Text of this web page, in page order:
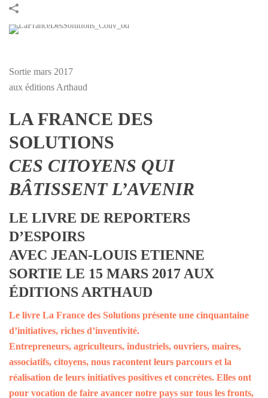
Sortie mars 2017
aux éditions Arthaud
LA FRANCE DES
SOLUTIONS
CES CITOYENS QUI
BÂTISSENT L’AVENIR
LE LIVRE DE REPORTERS
D’ESPOIRS
AVEC JEAN-LOUIS ETIENNE
SORTIE LE 15 MARS 2017 AUX
ÉDITIONS ARTHAUD
Le livre La France des Solutions présente une cinquantaine
d’initiatives, riches d’inventivité.
Entrepreneurs, agriculteurs, industriels, ouvriers, maires,
associatifs, citoyens, nous racontent leurs parcours et la
réalisation de leurs initiatives positives et concrètes. Elles ont
pour vocation de faire avancer notre pays sur tous les fronts,